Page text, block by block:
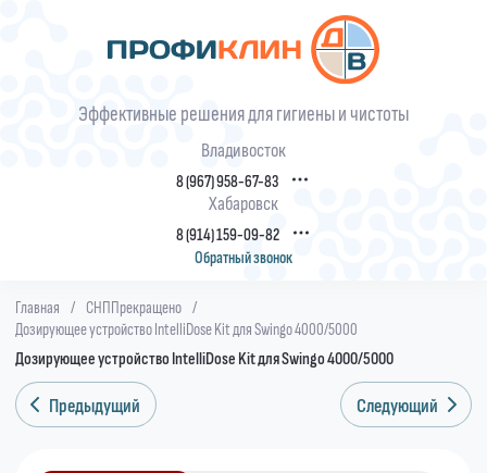
Эффективные решения для гигиены и чистоты
Владивосток
8 (967) 958-67-83
Хабаровск
8 (914) 159-09-82
Обратный звонок
Главная / СНППрекращено /
Дозирующее устройство IntelliDose Kit для Swingo 4000/5000
Дозирующее устройство IntelliDose Kit для Swingo 4000/5000
Предыдущий Следующий